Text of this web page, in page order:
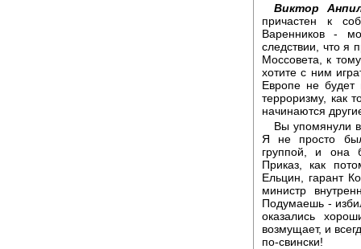
Виктор
причастен к
Варенников -
следствии, что я
Моссовета, к
хотите с ним
Европе не будет
терроризму, как
начинаются
Вы упомянули
Я не просто
группой, и она
Приказ, как
Ельцин, гарант
министр
Подумаешь -
оказались
возмущает, и
по-свински!